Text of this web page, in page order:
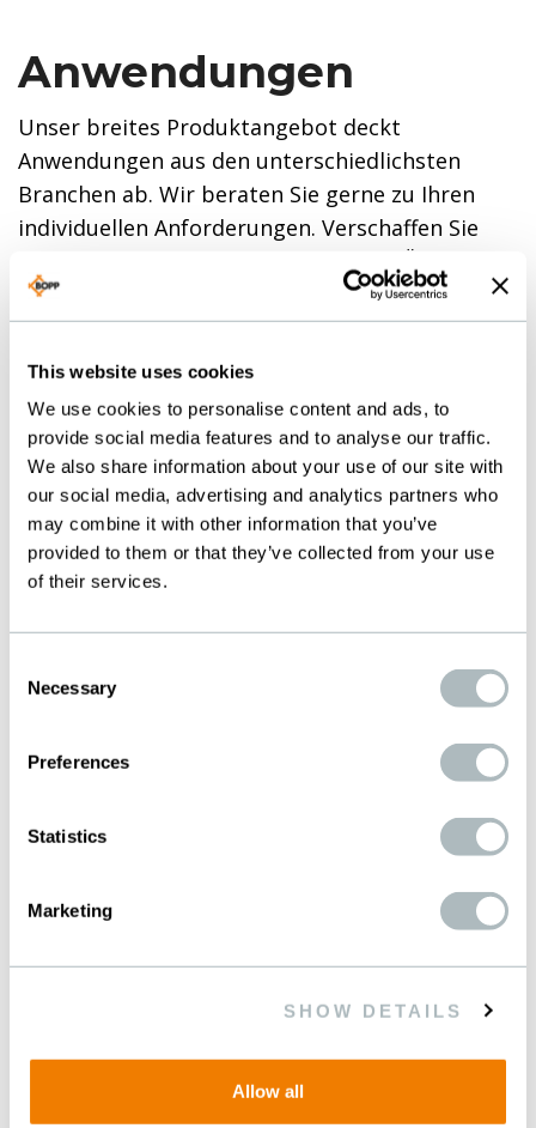
This website uses cookies
We use cookies to personalise content and ads, to
provide social media features and to analyse our traffic.
We also share information about your use of our site with
our social media, advertising and analytics partners who
may combine it with other information that you’ve
provided to them or that they’ve collected from your use
of their services.
Selection
Necessary
Preferences
Statistics
Marketing
SHOW DETAILS
Allow all
Anwendungen
Unser breites Produktangebot deckt
Anwendungen aus den unterschiedlichsten
Branchen ab. Wir beraten Sie gerne zu Ihren
individuellen Anforderungen. Verschaffen Sie
sich hier bereits einmal einen ersten Überblick.